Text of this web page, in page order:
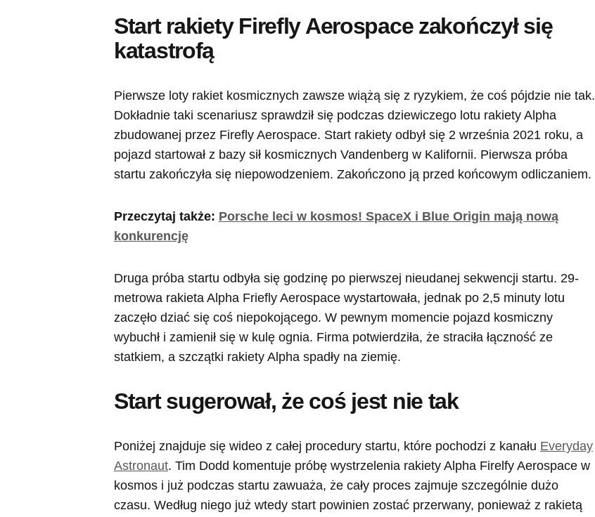
Start rakiety Firefly Aerospace zakończył się
katastrofą
Pierwsze loty rakiet kosmicznych zawsze wiążą się z ryzykiem, że coś pójdzie nie tak.
Dokładnie taki scenariusz sprawdził się podczas dziewiczego lotu rakiety Alpha
zbudowanej przez Firefly Aerospace. Start rakiety odbył się 2 września 2021 roku, a
pojazd startował z bazy sił kosmicznych Vandenberg w Kalifornii. Pierwsza próba
startu zakończyła się niepowodzeniem. Zakończono ją przed końcowym odliczaniem.
Przeczytaj także: Porsche leci w kosmos! SpaceX i Blue Origin mają nową
konkurencję
Druga próba startu odbyła się godzinę po pierwszej nieudanej sekwencji startu. 29-
metrowa rakieta Alpha Friefly Aerospace wystartowała, jednak po 2,5 minuty lotu
zaczęło dziać się coś niepokojącego. W pewnym momencie pojazd kosmiczny
wybuchł i zamienił się w kulę ognia. Firma potwierdziła, że straciła łączność ze
statkiem, a szczątki rakiety Alpha spadły na ziemię.
Start sugerował, że coś jest nie tak
Poniżej znajduje się wideo z całej procedury startu, które pochodzi z kanału Everyday
Astronaut. Tim Dodd komentuje próbę wystrzelenia rakiety Alpha Firelfy Aerospace w
kosmos i już podczas startu zawuaża, że cały proces zajmuje szczególnie dużo
czasu. Według niego już wtedy start powinien zostać przerwany, ponieważ z rakietą